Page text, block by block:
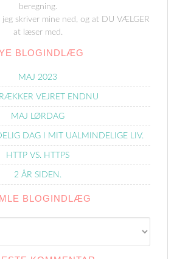
beregning.
skriver mine ned, og at DU VÆLGER
at læser med.
BLOGINDLÆG
MAJ 2023
VEJRET ENDNU
MAJ LØRDAG
DAG I MIT UALMINDELIGE LIV.
HTTP VS. HTTPS
2 ÅR SIDEN.
BLOGINDLÆG